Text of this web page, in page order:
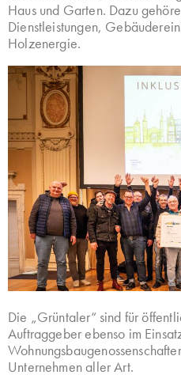
Haus und Garten. Dazu
Dienstleistungen,
Holzenergie.
Die „Grüntaler“ sind für
Auftraggeber ebenso im
Unternehmen aller Art.